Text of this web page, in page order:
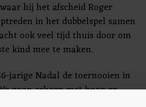
hij het afscheid Roger
in het dubbelspel samen
ook veel tijd thuis door om
kind mee te maken.
jarige Nadal de toernooien in
gaan erheen met hoop en